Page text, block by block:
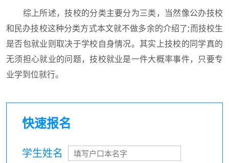
综上所述，技校的分类主要分为三类，当然像公办技校
和民办技校这种分类方式本文就不做多余的介绍了;而技校生
是否包就业则取决于学校自身情况。其实上技校的同学真的
无须担心就业的问题，技校就业是一件大概率事件，只要专
业学到位就行。
快速报名
学生姓名